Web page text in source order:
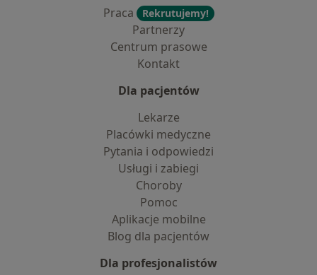
Praca
Rekrutujemy!
Partnerzy
Centrum prasowe
Kontakt
Dla pacjentów
Lekarze
Placówki medyczne
Pytania i odpowiedzi
Usługi i zabiegi
Choroby
Pomoc
Aplikacje mobilne
Blog dla pacjentów
Dla profesjonalistów